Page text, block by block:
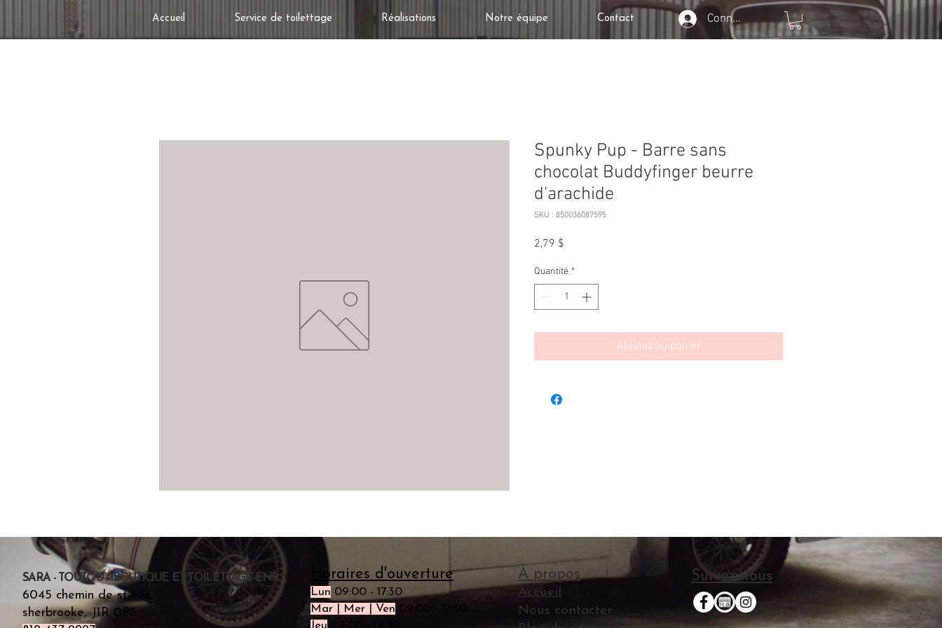
Accueil Service de toilettage Réalisations Notre équipe Contact Connexion
Spunky Pup - Barre sans
chocolat Buddyfinger beurre
d'arachide
SKU : 850036087595
2,79 $
Quantité *
Ajoutez au panier
SARA - TOUTOU / BOUTIQUE ET TOILETTAGE ENR.
6045 chemin de st-élie,
sherbrooke, J1R 0P5
Horaires d'ouverture
Lun 09:00 - 17:30
Mar | Mer | Ven 09:00 - 17:30
Jeu 09:00 - 19:30
À propos
Accueil
Nous contacter
Suivez-nous